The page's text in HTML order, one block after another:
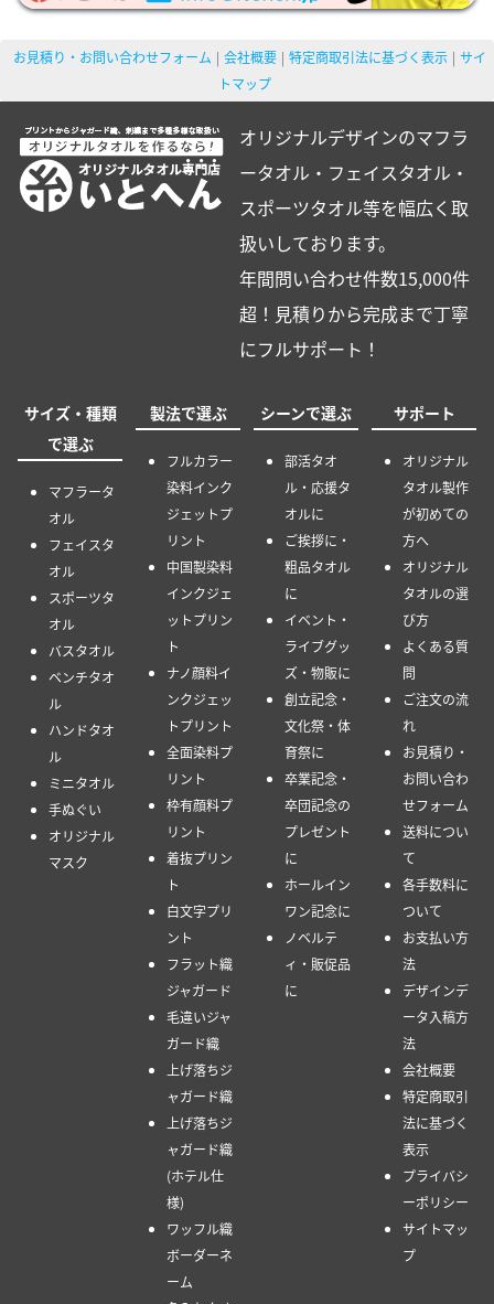
お見積り・お問い合わせフォーム 会社概要 特定商取引法に基づく表示
サイ
トマップ
オリジナルデザインのマフラ
ータオル・フェイスタオル・
スポーツタオル等を幅広く取
扱いしております。
年間問い合わせ件数15,000件
超！見積りから完成まで丁寧
にフルサポート！
サイズ・種類
で選ぶ
マフラータ
オル
フェイスタ
オル
スポーツタ
オル
バスタオル
ベンチタオ
ル
ハンドタオ
ル
ミニタオル
手ぬぐい
オリジナル
マスク
製法で選ぶ
フルカラー
染料インク
ジェットプ
リント
中国製染料
インクジェ
ットプリン
ト
ナノ顔料イ
ンクジェッ
トプリント
全面染料プ
リント
枠有顔料プ
リント
着抜プリン
ト
白文字プリ
ント
フラット織
ジャガード
毛違いジャ
ガード織
上げ落ちジ
ャガード織
上げ落ちジ
ャガード織
(ホテル仕
様)
ワッフル織
ボーダーネ
ーム
シーンで選ぶ
部活タオ
ル・応援タ
オルに
ご挨拶に・
粗品タオル
に
イベント・
ライブグッ
ズ・物販に
創立記念・
文化祭・体
育祭に
卒業記念・
卒団記念の
プレゼント
に
ホールイン
ワン記念に
ノベルテ
ィ・販促品
に
サポート
オリジナル
タオル製作
が初めての
方へ
オリジナル
タオルの選
び方
よくある質
問
ご注文の流
れ
お見積り・
お問い合わ
せフォーム
送料につい
て
各手数料に
ついて
お支払い方
法
デザインデ
ータ入稿方
法
会社概要
特定商取引
法に基づく
表示
プライバシ
ーポリシー
サイトマッ
プ